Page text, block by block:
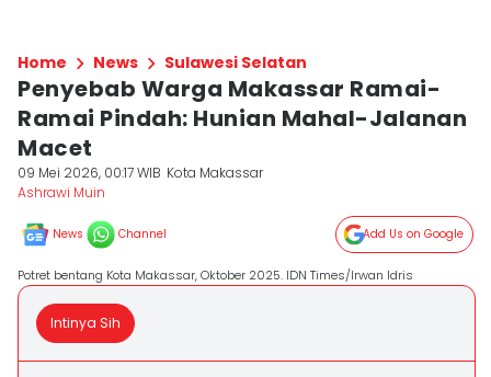
Home News Sulawesi Selatan
Penyebab Warga Makassar Ramai-
Ramai Pindah: Hunian Mahal-Jalanan
Macet
09 Mei 2026, 00:17 WIB Kota Makassar
Ashrawi Muin
News Channel Add Us on Google
Potret bentang Kota Makassar, Oktober 2025. IDN Times/Irwan Idris
Intinya Sih